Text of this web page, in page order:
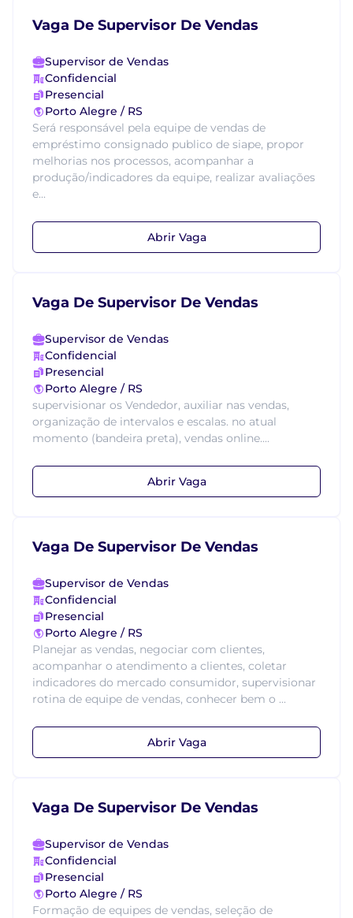
Vaga De Supervisor De Vendas
Supervisor de Vendas
Confidencial
Presencial
Porto Alegre / RS
Será responsável pela equipe de vendas de
empréstimo consignado publico de siape, propor
melhorias nos processos, acompanhar a
produção/indicadores da equipe, realizar avaliações
e...
Abrir Vaga
Vaga De Supervisor De Vendas
Supervisor de Vendas
Confidencial
Presencial
Porto Alegre / RS
supervisionar os Vendedor, auxiliar nas vendas,
organização de intervalos e escalas. no atual
momento (bandeira preta), vendas online....
Abrir Vaga
Vaga De Supervisor De Vendas
Supervisor de Vendas
Confidencial
Presencial
Porto Alegre / RS
Planejar as vendas, negociar com clientes,
acompanhar o atendimento a clientes, coletar
indicadores do mercado consumidor, supervisionar
rotina de equipe de vendas, conhecer bem o ...
Abrir Vaga
Vaga De Supervisor De Vendas
Supervisor de Vendas
Confidencial
Presencial
Porto Alegre / RS
Formação de equipes de vendas, seleção de